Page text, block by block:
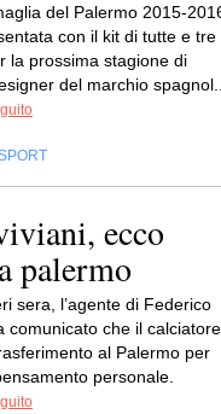
del Palermo 2015-
con il kit di tutte e tre
la prossima stagione di
del marchio
ecco
palermo
sera, l’agente di Federico
comunicato che il calciatore
al Palermo per
personale.